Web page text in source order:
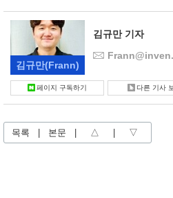
김규만(Frann)
김규만 기자
페이지 구독하기 다른 기사
목록 본문 △ ▽